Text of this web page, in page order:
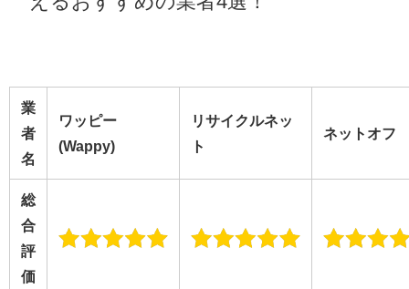
業
者
名
ワッピー
(Wappy)
リサイクルネッ
ト
ネットオフ
総
合
評
価